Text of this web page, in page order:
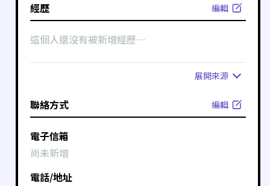
經歷 編輯
這個人還沒有被新增經歷⋯
展開來源
聯絡方式 編輯
電子信箱
尚未新增
電話/地址